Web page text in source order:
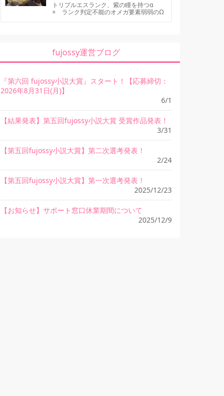
トリプルエスランク、紫の瞳を持つα
× ランク判定不能のオメガ要素弱弱のΩ
fujossy運営ブログ
『第六回 fujossy小説大賞』スタート！【応募締切：
2026年8月31日(月)】
6/1
【結果発表】第五回fujossy小説大賞 受賞作品発表！
3/31
【第五回fujossy小説大賞】第二次選考発表！
2/24
【第五回fujossy小説大賞】第一次選考発表！
2025/12/23
【お知らせ】サポート窓口休業期間について
2025/12/9